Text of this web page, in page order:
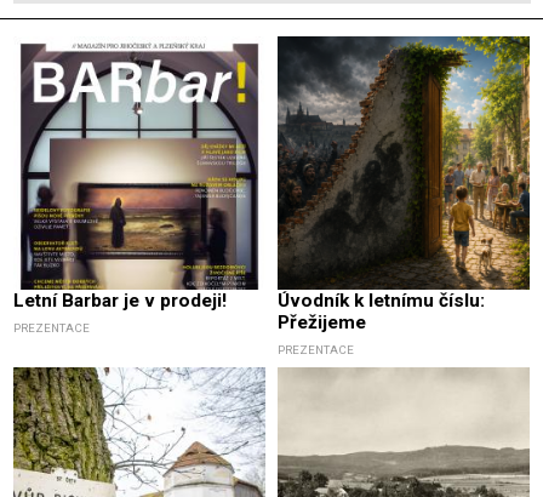
Letní Barbar je v prodeji!
PREZENTACE
Úvodník k letnímu číslu:
Přežijeme
PREZENTACE